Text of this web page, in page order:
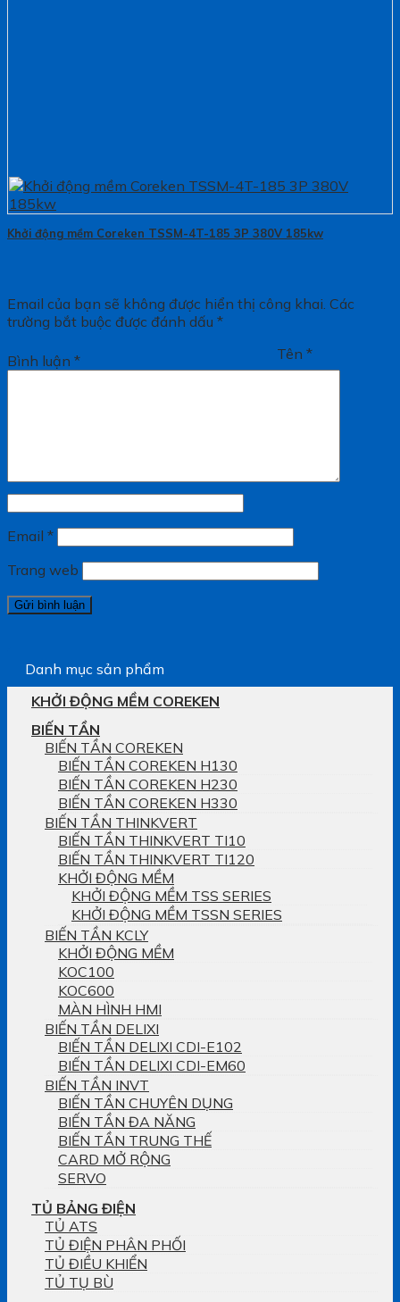
Khởi động mềm Coreken TSSM-4T-185 3P 380V 185kw
Email của bạn sẽ không được hiển thị công khai. Các
trường bắt buộc được đánh dấu *
Bình luận * Tên*
Email *
Trang web
Danh mục sản phẩm
KHỞI ĐỘNG MỀM COREKEN
BIẾN TẦN
BIẾN TẦN COREKEN
BIẾN TẦN COREKEN H130
BIẾN TẦN COREKEN H230
BIẾN TẦN COREKEN H330
BIẾN TẦN THINKVERT
BIẾN TẦN THINKVERT TI10
BIẾN TẦN THINKVERT TI120
KHỞI ĐỘNG MỀM
KHỞI ĐỘNG MỀM TSS SERIES
KHỞI ĐỘNG MỀM TSSN SERIES
BIẾN TẦN KCLY
KHỞI ĐỘNG MỀM
KOC100
KOC600
MÀN HÌNH HMI
BIẾN TẦN DELIXI
BIẾN TẦN DELIXI CDI-E102
BIẾN TẦN DELIXI CDI-EM60
BIẾN TẦN INVT
BIẾN TẦN CHUYÊN DỤNG
BIẾN TẦN ĐA NĂNG
BIẾN TẦN TRUNG THẾ
CARD MỞ RỘNG
SERVO
TỦ BẢNG ĐIỆN
TỦ ATS
TỦ ĐIỆN PHÂN PHỐI
TỦ ĐIỀU KHIỂN
TỦ TỤ BÙ